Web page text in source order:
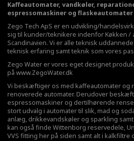
Kaffeautomater, vandkøler,
espressomaskiner og flaskeautomater
Zego Tech ApS er en udvikling/
sig til kunder/teknikere indenfor Køkken /
Scandinavien. Vi er alle teknisk
teknisk erfaring samt teknik som vores
Zego Water er vores eget designet
på www.ZegoWater.dk
Vi beskæftiger os med kaffeautomater og
renoverede automater. Derudover
espressomaskiner og dertilhørende
stort udvalg i automater til slik, mad og
anlæg, drikkevandskøler og sparkling
kan også finde Wittenborg reservedele,
VVS fitting her på siden samt alt i kalkfiltre